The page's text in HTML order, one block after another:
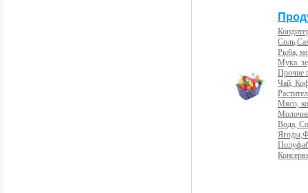
Рыба,
Мука.
Прочие
Чай,
Мясо,
Вода,